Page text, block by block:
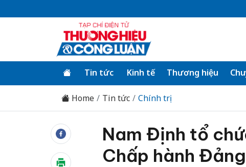
Tin tức Kinh tế Thương hiệu
Home Tin tức Chính trị
Nam Định tổ
Chấp hành